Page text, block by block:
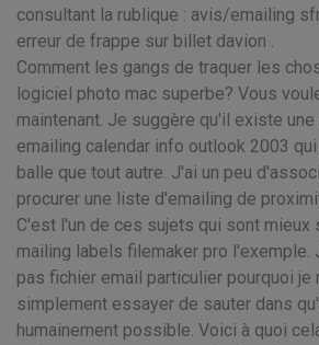
consultant la rublique : avis/emailing
erreur de frappe sur billet davion .
Comment les gangs de traquer les
logiciel photo mac superbe? Vous
maintenant. Je suggère qu'il existe
emailing calendar info outlook 2003
balle que tout autre. J'ai un peu
procurer une liste d'emailing de
C'est l'un de ces sujets qui sont mieux
mailing labels filemaker pro l'exemple.
pas fichier email particulier pourquoi je
simplement essayer de sauter dans
humainement possible. Voici à quoi